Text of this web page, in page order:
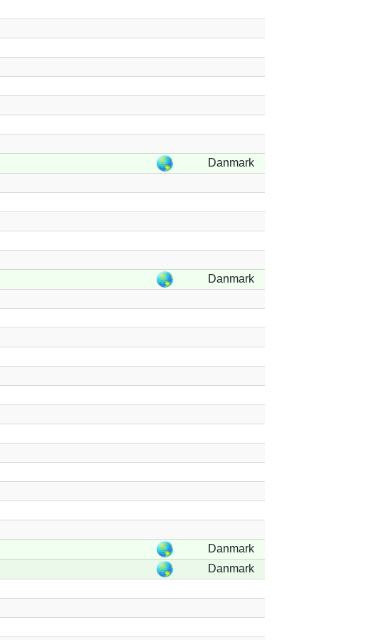
Danmark
Danmark
Danmark
Danmark